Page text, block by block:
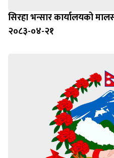
सिरहा भन्सार कार्यालयको
२०८३-०४-२१